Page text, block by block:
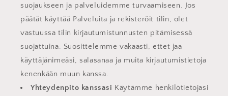
suojaukseen ja palveluidemme turvaamiseen. Jos
päätät käyttää Palveluita ja rekisteröit tilin, olet
vastuussa tilin kirjautumistunnusten pitämisessä
suojattuina. Suosittelemme vakaasti, ettet jaa
käyttäjänimeäsi, salasanaa ja muita kirjautumistietoja
kenenkään muun kanssa.
Yhteydenpito kanssasi Käytämme henkilötietojasi